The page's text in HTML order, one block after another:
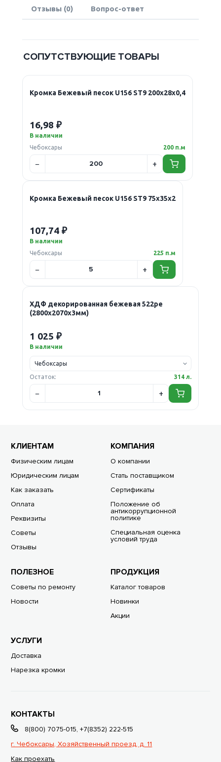
Отзывы (0) Вопрос-ответ
СОПУТСТВУЮЩИЕ ТОВАРЫ
Кромка Бежевый песок U156 ST9 200х28х0,4
16,98 ₽
В наличии
Чебоксары
200 п.м
Кромка Бежевый песок U156 ST9 75х35х2
107,74 ₽
В наличии
Чебоксары
225 п.м
ХДФ декорированная бежевая 522ре
(2800х2070х3мм)
1 025 ₽
В наличии
Остаток: 314 л.
КЛИЕНТАМ
Физическим лицам
Юридическим лицам
Как заказать
Оплата
Реквизиты
Советы
Отзывы
КОМПАНИЯ
О компании
Стать поставщиком
Сертификаты
Положение об
антикоррупционной
политике
Специальная оценка
условий труда
ПОЛЕЗНОЕ
Советы по ремонту
Новости
ПРОДУКЦИЯ
Каталог товаров
Новинки
Акции
УСЛУГИ
Доставка
Нарезка кромки
КОНТАКТЫ
8(800) 7075-015,+7(8352) 222-515
г. Чебоксары, Хозяйственный проезд, д. 11
Как проехать